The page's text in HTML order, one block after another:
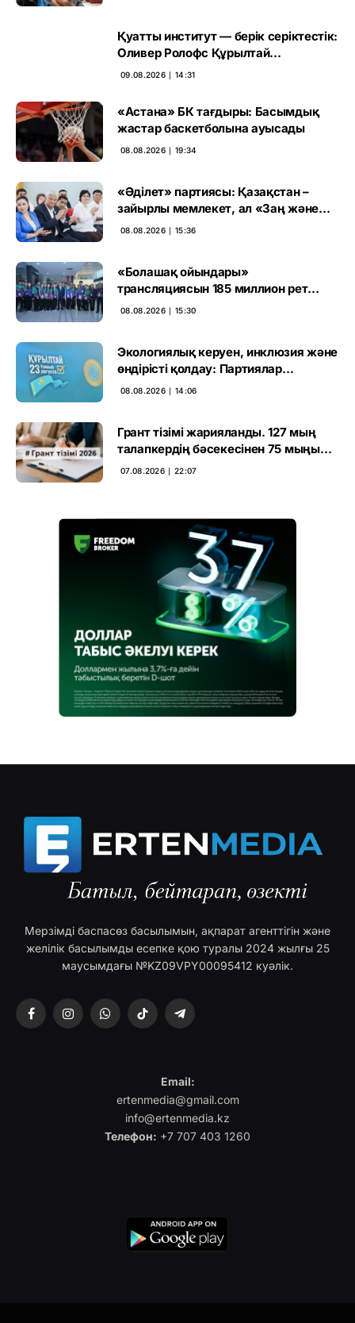
Қуатты институт — берік серіктестік:
Оливер Ролофс Құрылтай
сайлауының маңызын бағалады
09.08.2026 ∣ 14:31
«Астана» БК тағдыры: Басымдық
жастар баскетболына ауысады
08.08.2026 ∣ 19:34
«Әділет» партиясы: Қазақстан –
зайырлы мемлекет, ал «Заң және
тәртіп» қағидаты баршаға міндетті
08.08.2026 ∣ 15:36
«Болашақ ойындары»
трансляциясын 185 миллион рет
көрген
08.08.2026 ∣ 15:30
Экологиялық керуен, инклюзия және
өндірісті қолдау: Партиялар
өңірлерде қандай мәселе көтерді
08.08.2026 ∣ 14:06
Грант тізімі жарияланды. 127 мың
талапкердің бәсекесінен 75 мыңы
өтті
07.08.2026 ∣ 22:07
Мерзімді баспасөз басылымын, ақпарат агенттігін және
желілік басылымды есепке қою туралы 2024 жылғы 25
маусымдағы №KZ09VPY00095412 куәлік.
FacebookInstagramWhatsAppTikTok Telegram
Email:
ertenmedia@gmail.com
info@ertenmedia.kz
Телефон: +7 707 403 1260